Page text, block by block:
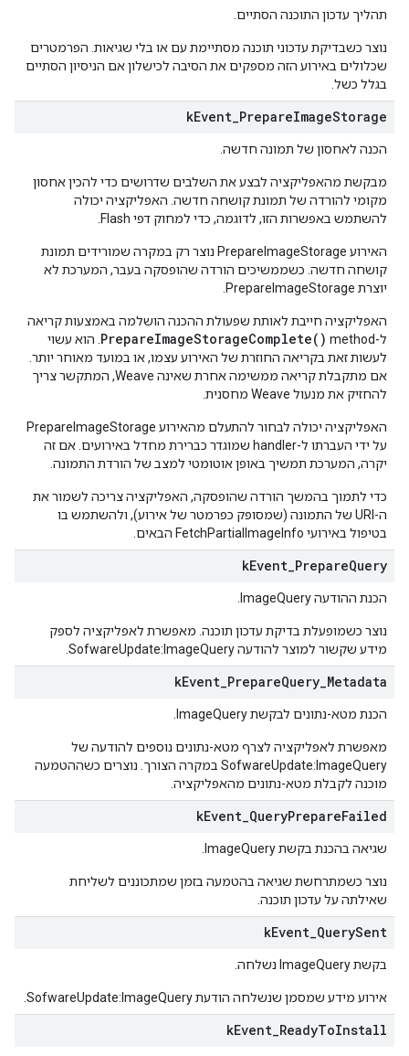
תהליך עדכון התוכנה הסתיים.
נוצר כשבדיקת עדכוני תוכנה מסתיימת עם או בלי שגיאות. הפרמטרים
שכלולים באירוע הזה מספקים את הסיבה לכישלון אם הניסיון הסתיים
בגלל כשל.
kEvent PrepareImageStorage
הכנה לאחסון של תמונה חדשה.
מבקשת מהאפליקציה לבצע את השלבים שדרושים כדי להכין אחסון
מקומי להורדה של תמונת קושחה חדשה. האפליקציה יכולה
להשתמש באפשרות הזו, לדוגמה, כדי למחוק דפי Flash.
האירוע PrepareImageStorage נוצר רק במקרה שמורידים תמונת
קושחה חדשה. כשממשיכים הורדה שהופסקה בעבר, המערכת לא
יוצרת PrepareImageStorage.
האפליקציה חייבת לאותת שפעולת ההכנה הושלמה באמצעות קריאה
ל-method
PrepareImageStorageComplete() . הוא עשוי
לעשות זאת בקריאה החוזרת של האירוע עצמו, או במועד מאוחר יותר.
אם מתקבלת קריאה ממשימה אחרת שאינה Weave, המתקשר צריך
להחזיק את מנעול Weave מחסנית.
האפליקציה יכולה לבחור להתעלם מהאירוע PrepareImageStorage
על ידי העברתו ל-handler שמוגדר כברירת מחדל באירועים. אם זה
יקרה, המערכת תמשיך באופן אוטומטי למצב של הורדת התמונה.
כדי לתמוך בהמשך הורדה שהופסקה, האפליקציה צריכה לשמור את
ה-URI של התמונה (שמסופק כפרמטר של אירוע), ולהשתמש בו
בטיפול באירועי FetchPartialImageInfo הבאים.
kEvent PrepareQuery
הכנת ההודעה ImageQuery.
נוצר כשמופעלת בדיקת עדכון תוכנה. מאפשרת לאפליקציה לספק
מידע שקשור למוצר להודעה SofwareUpdate:ImageQuery.
kEvent PrepareQuery Metadata
הכנת מטא-נתונים לבקשת ImageQuery.
מאפשרת לאפליקציה לצרף מטא-נתונים נוספים להודעה של
SofwareUpdate:ImageQuery במקרה הצורך. נוצרים כשההטמעה
מוכנה לקבלת מטא-נתונים מהאפליקציה.
kEvent QueryPrepareFailed
שגיאה בהכנת בקשת ImageQuery.
נוצר כשמתרחשת שגיאה בהטמעה בזמן שמתכוננים לשליחת
שאילתה על עדכון תוכנה.
kEvent QuerySent
בקשת ImageQuery נשלחה.
אירוע מידע שמסמן שנשלחה הודעת SofwareUpdate:ImageQuery.
kEvent ReadyToInstall